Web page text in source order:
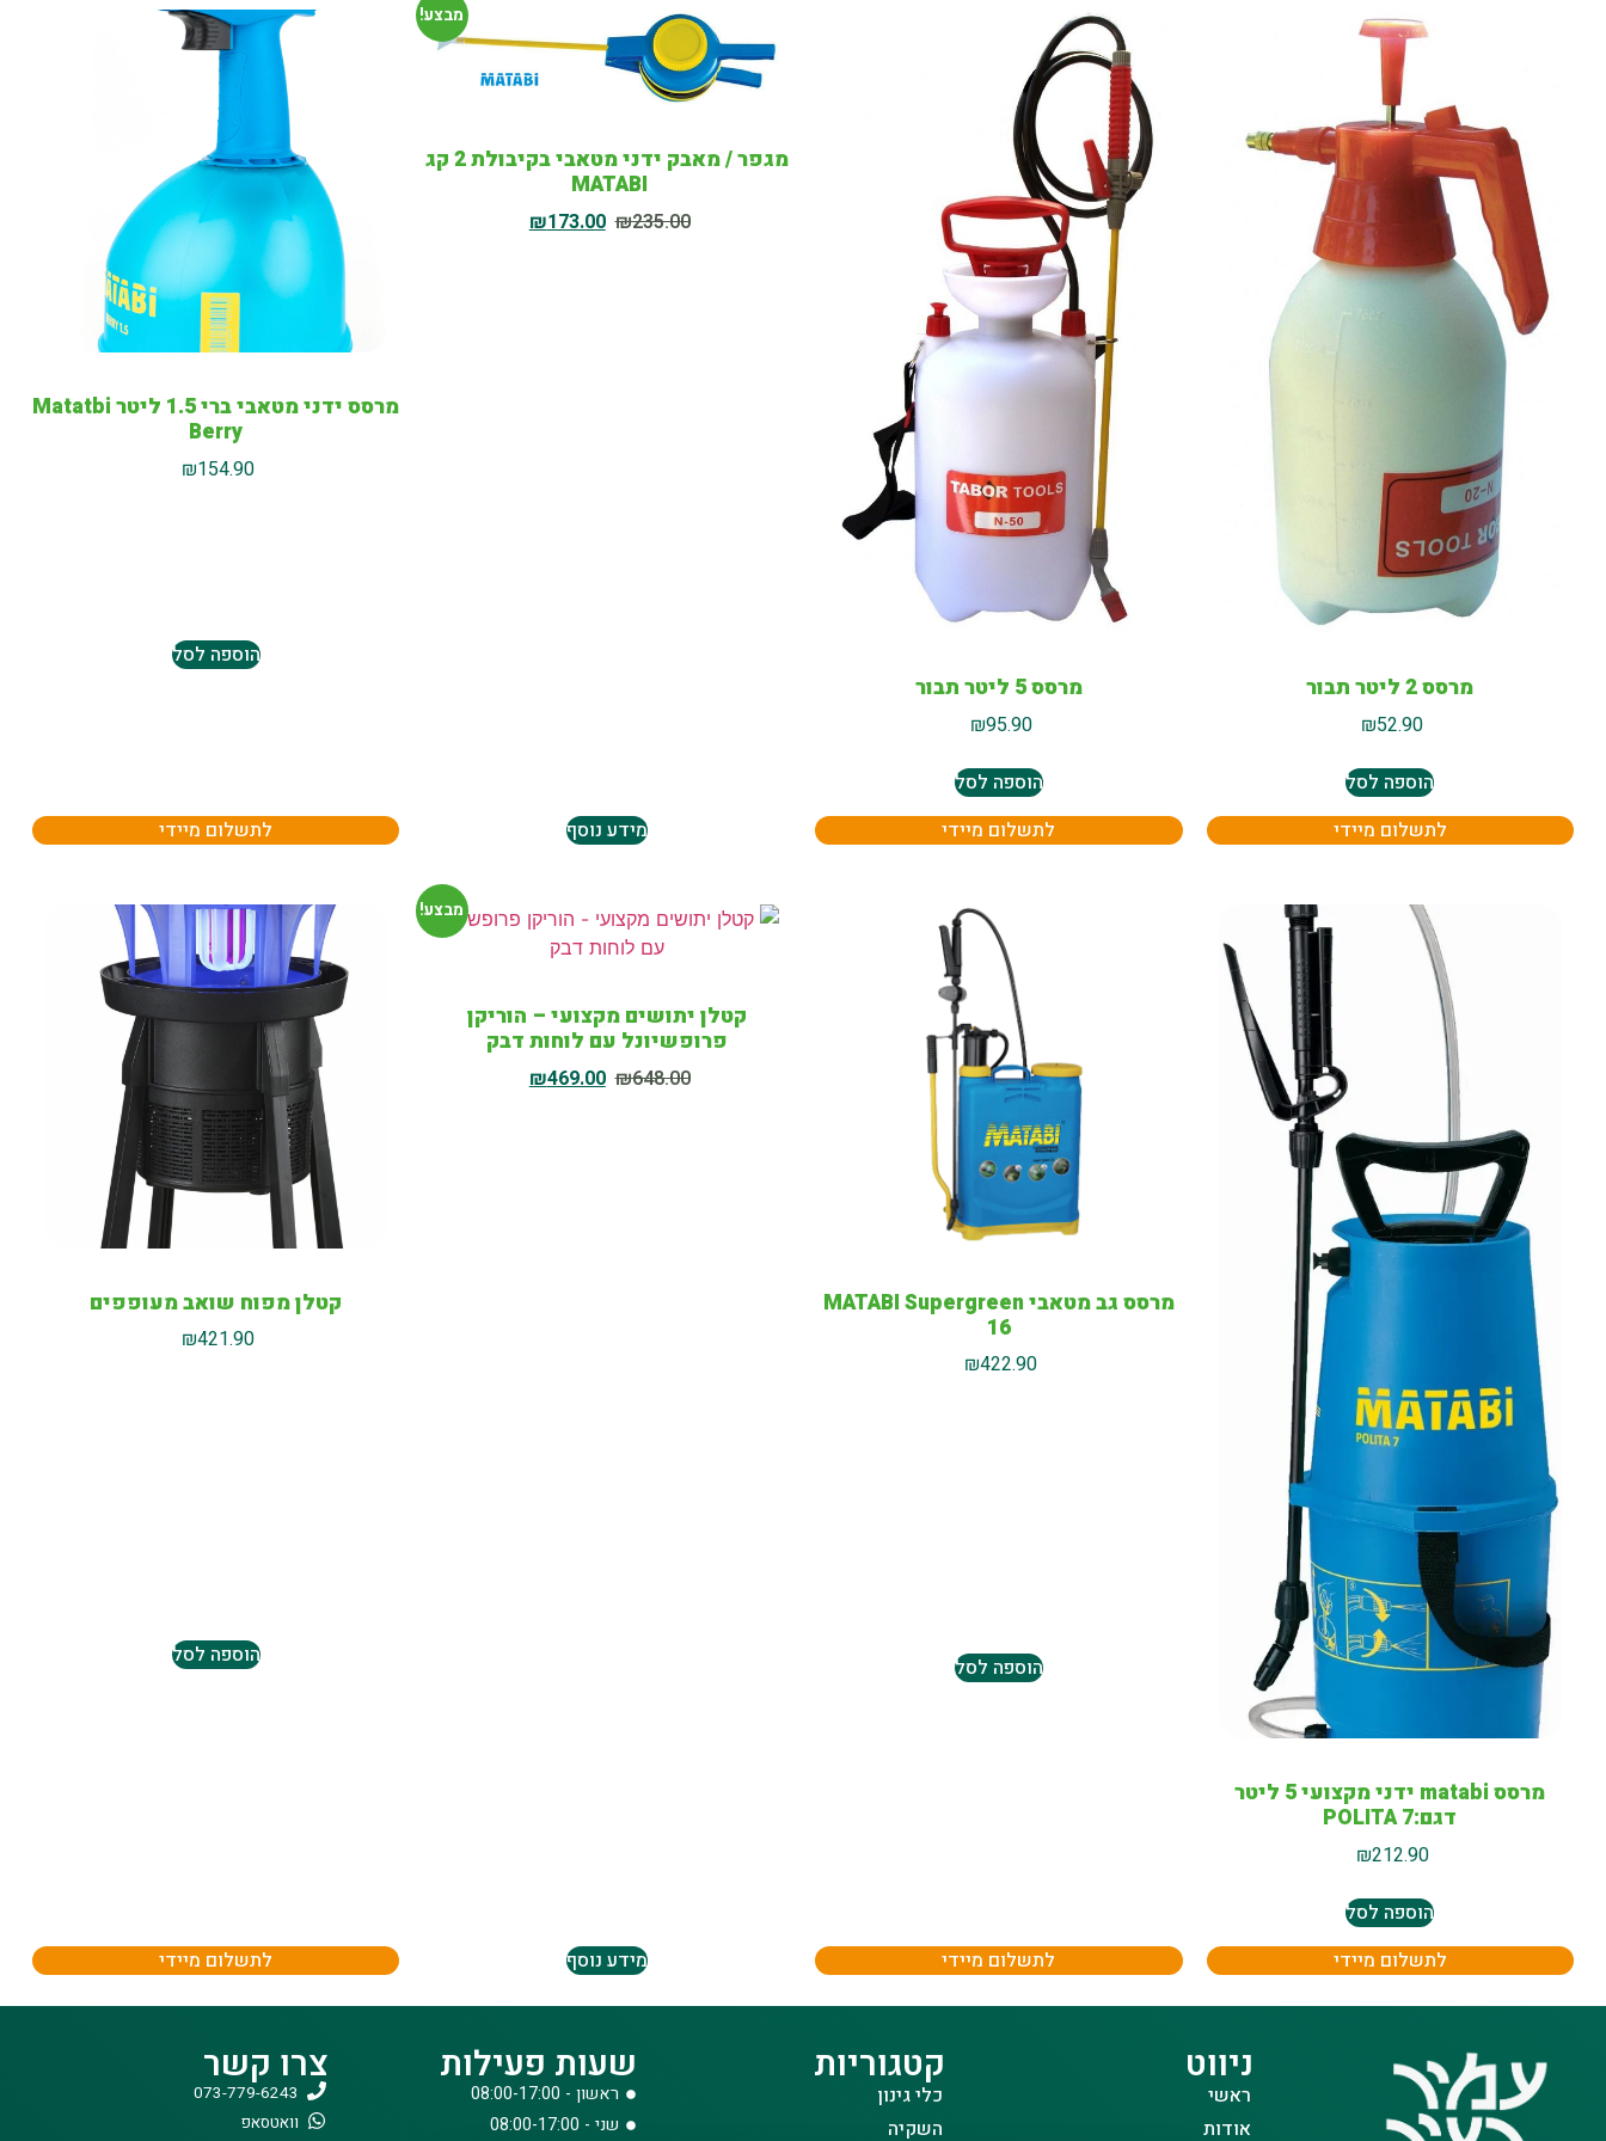
מרסס 2 ליטר תבור
₪52.90
הוספה לסל
לתשלום מיידי
מרסס 5 ליטר תבור
₪95.90
הוספה לסל
לתשלום מיידי
מבצע!
מגפר / מאבק ידני מטאבי בקיבולת 2 קג
MATABI
₪235.00
₪173.00
מידע נוסף
מרסס ידני מטאבי ברי 1.5 ליטר Matatbi
Berry
₪154.90
הוספה לסל
לתשלום מיידי
מרסס matabi ידני מקצועי 5 ליטר
דגם:POLITA 7
₪212.90
הוספה לסל
לתשלום מיידי
מרסס גב מטאבי MATABI Supergreen
16
₪422.90
הוספה לסל
לתשלום מיידי
מבצע!
קטלן יתושים מקצועי – הוריקן
פרופשיונל עם לוחות דבק
₪648.00
₪469.00
מידע נוסף
קטלן מפוח שואב מעופפים
₪421.90
הוספה לסל
לתשלום מיידי
ניווט
ראשי
אודות
קטגוריות
כלי גינון
השקיה
שעות פעילות
ראשון - 08:00-17:00
שני - 08:00-17:00
צרו קשר
073-779-6243
וואטסאפ